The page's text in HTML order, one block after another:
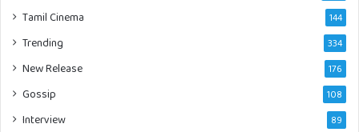
Tamil Cinema 144
Trending 334
New Release 176
Gossip 108
Interview 89